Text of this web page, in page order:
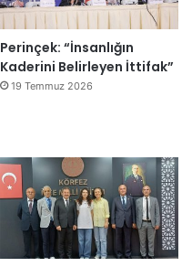
Perinçek: “İnsanlığın
Kaderini Belirleyen İttifak”
19 Temmuz 2026